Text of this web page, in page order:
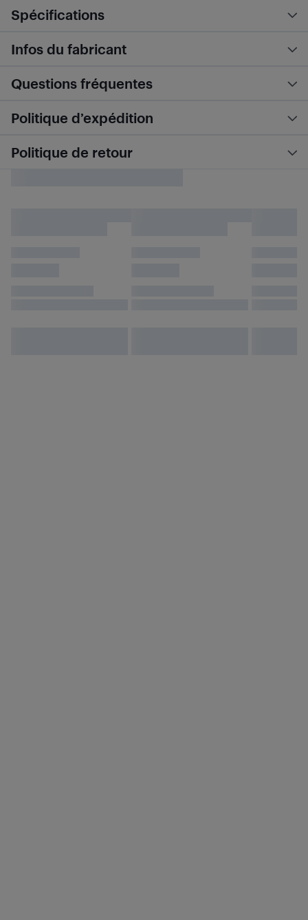
Spécifications
Infos du fabricant
Questions fréquentes
Politique d’expédition
Politique de retour